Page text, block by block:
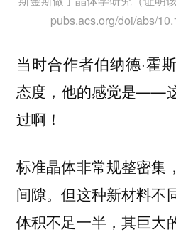
pubs.acs.org/doi/abs/
当时合作者伯纳德·霍
态度，他的感觉是——
过啊！
标准晶体非常规整密集
间隙。但这种新材料不
体积不足一半，其巨大